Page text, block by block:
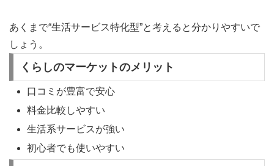
あくまで“生活サービス特化型”と考えると分かりやすいで
しょう。
くらしのマーケットのメリット
口コミが豊富で安心
料金比較しやすい
生活系サービスが強い
初心者でも使いやすい